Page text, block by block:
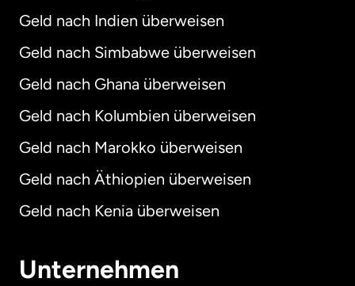
Geld nach Indien überweisen
Geld nach Simbabwe überweisen
Geld nach Ghana überweisen
Geld nach Kolumbien überweisen
Geld nach Marokko überweisen
Geld nach Äthiopien überweisen
Geld nach Kenia überweisen
Unternehmen